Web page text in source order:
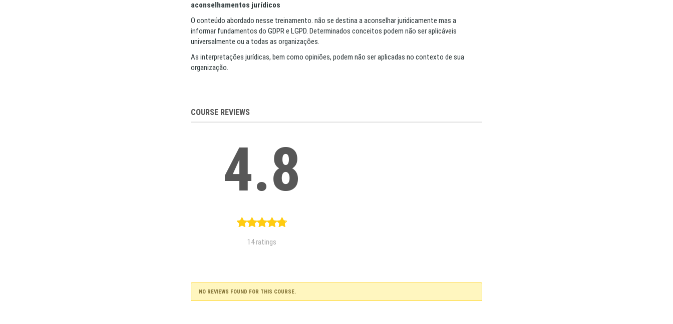
aconselhamentos jurídicos
O conteúdo abordado nesse treinamento. não se destina a aconselhar juridicamente mas a
informar fundamentos do GDPR e LGPD. Determinados conceitos podem não ser aplicáveis
universalmente ou a todas as organizações.
As interpretações jurídicas, bem como opiniões, podem não ser aplicadas no contexto de sua
organização.
COURSE REVIEWS
4.8
14 ratings
NO REVIEWS FOUND FOR THIS COURSE.